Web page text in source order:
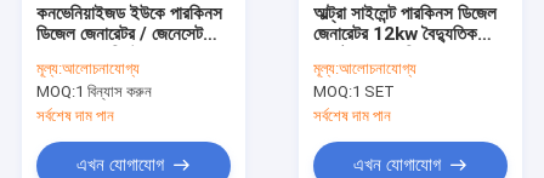
কনভেনিয়াইজড ইউকে পারকিনস
ডিজেল জেনারেটর / জেনেসেট
কেভিএ
মূল্য:আলোচনাযোগ্য
MOQ:1 বিন্যাস করুন
সর্বশেষ দাম পান
এখন যোগাযোগ
আল্ট্রা সাইলেন্ট পারকিনস ডিজেল
জেনারেটর 12kw বৈদ্যুতিক
মূল্য:আলোচনাযোগ্য
MOQ:1 SET
সর্বশেষ দাম পান
এখন যোগাযোগ